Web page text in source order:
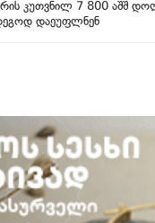
კუთვნილ 7 800 აშშ
დაეუფლნენ